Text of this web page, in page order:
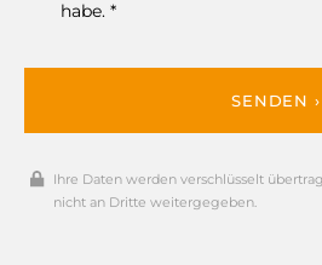
habe. *
SENDEN ›
Ihre Daten werden verschlüsselt
nicht an Dritte weitergegeben.